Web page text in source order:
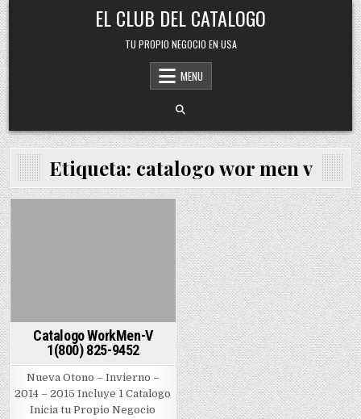
Skip
to
content
EL CLUB DEL CATALOGO
TU PROPIO NEGOCIO EN USA
MENU
Etiqueta: catalogo wor men v
Catalogo WorkMen-V
1(800) 825-9452
Nueva Otono – Invierno –
2014 – 2015 Incluye 1 Catalogo
Inicia tu Propio Negocio